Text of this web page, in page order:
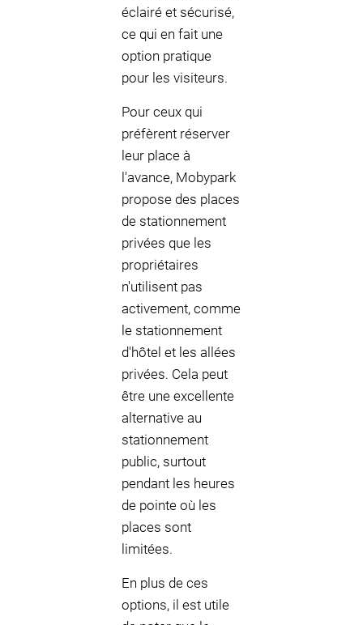
éclairé et sécurisé,
ce qui en fait une
option pratique
pour les visiteurs.
Pour ceux qui
préfèrent réserver
leur place à
l'avance, Mobypark
propose des places
de stationnement
privées que les
propriétaires
n'utilisent pas
activement, comme
le stationnement
d'hôtel et les allées
privées. Cela peut
être une excellente
alternative au
stationnement
public, surtout
pendant les heures
de pointe où les
places sont
limitées.
En plus de ces
options, il est utile